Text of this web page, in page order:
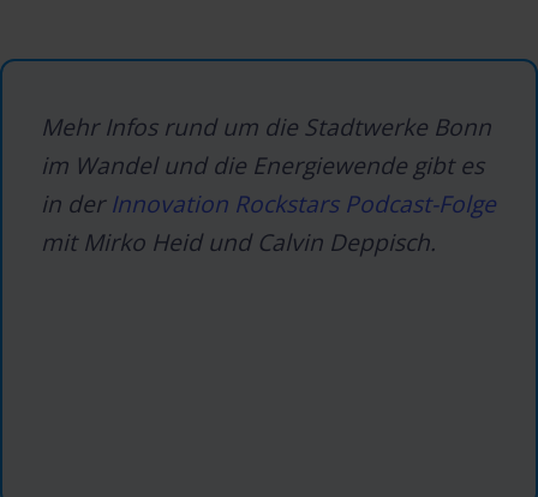
Mehr Infos rund um die Stadtwerke Bonn
im Wandel und die Energiewende gibt es
in derInnovation Rockstars Podcast-Folge
mit Mirko Heid und Calvin Deppisch.